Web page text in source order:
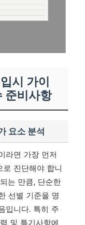
시 가이
준비사항
요소 분석
라면 가장 먼저
로 진단해야 합니
는 만큼, 단순한
선별 기준을 명
입니다. 특히 주
및 특기사항에